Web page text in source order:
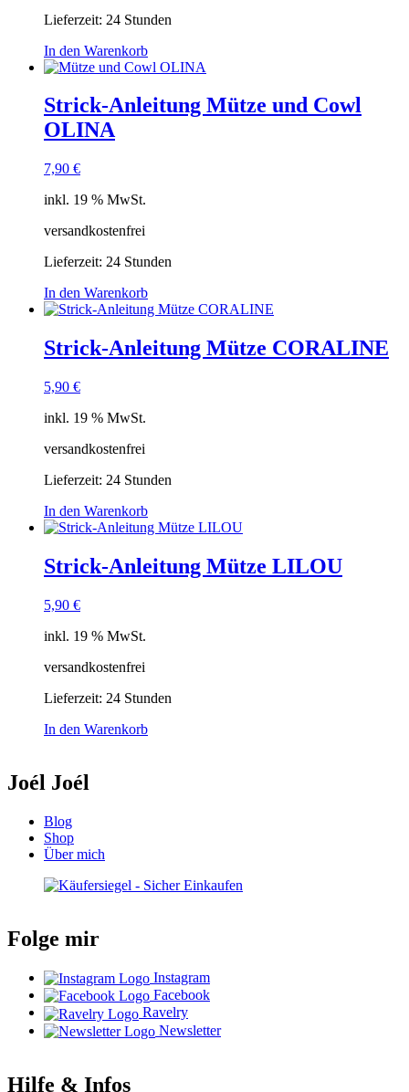
Lieferzeit: 24 Stunden
In den Warenkorb
Strick-Anleitung Mütze und Cowl
OLINA
7,90 €
inkl. 19 % MwSt.
versandkostenfrei
Lieferzeit: 24 Stunden
In den Warenkorb
Strick-Anleitung Mütze CORALINE
5,90 €
inkl. 19 % MwSt.
versandkostenfrei
Lieferzeit: 24 Stunden
In den Warenkorb
Strick-Anleitung Mütze LILOU
5,90 €
inkl. 19 % MwSt.
versandkostenfrei
Lieferzeit: 24 Stunden
In den Warenkorb
Joél Joél
Blog
Shop
Über mich
Folge mir
Instagram
Facebook
Ravelry
Newsletter
Hilfe & Infos